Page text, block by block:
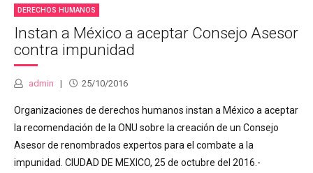
DERECHOS HUMANOS
Instan a México a aceptar Consejo Asesor
contra impunidad
admin 25/10/2016
Organizaciones de derechos humanos instan a México a aceptar
la recomendación de la ONU sobre la creación de un Consejo
Asesor de renombrados expertos para el combate a la
impunidad. CIUDAD DE MEXICO, 25 de octubre del 2016.-